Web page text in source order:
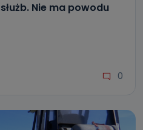
Nie ma powodu
0